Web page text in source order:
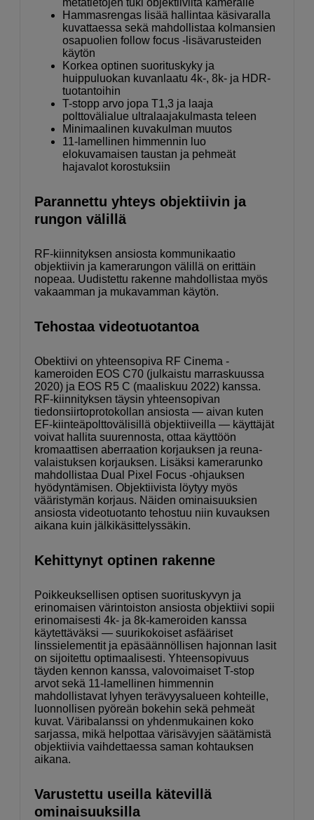
metatietojen tuki objektiivilta kameralle
Hammasrengas lisää hallintaa käsivaralla
kuvattaessa sekä mahdollistaa kolmansien
osapuolien follow focus -lisävarusteiden
käytön
Korkea optinen suorituskyky ja
huippuluokan kuvanlaatu 4k-, 8k- ja HDR-
tuotantoihin
T-stopp arvo jopa T1,3 ja laaja
polttovälialue ultralaajakulmasta teleen
Minimaalinen kuvakulman muutos
11-lamellinen himmennin luo
elokuvamaisen taustan ja pehmeät
hajavalot korostuksiin
Parannettu yhteys objektiivin ja
rungon välillä
RF-kiinnityksen ansiosta kommunikaatio
objektiivin ja kamerarungon välillä on erittäin
nopeaa. Uudistettu rakenne mahdollistaa myös
vakaamman ja mukavamman käytön.
Tehostaa videotuotantoa
Obektiivi on yhteensopiva RF Cinema -
kameroiden EOS C70 (julkaistu marraskuussa
2020) ja EOS R5 C (maaliskuu 2022) kanssa.
RF-kiinnityksen täysin yhteensopivan
tiedonsiirtoprotokollan ansiosta — aivan kuten
EF-kiinteäpolttovälisillä objektiiveilla — käyttäjät
voivat hallita suurennosta, ottaa käyttöön
kromaattisen aberraation korjauksen ja reuna-
valaistuksen korjauksen. Lisäksi kamerarunko
mahdollistaa Dual Pixel Focus -ohjauksen
hyödyntämisen. Objektiivista löytyy myös
vääristymän korjaus. Näiden ominaisuuksien
ansiosta videotuotanto tehostuu niin kuvauksen
aikana kuin jälkikäsittelyssäkin.
Kehittynyt optinen rakenne
Poikkeuksellisen optisen suorituskyvyn ja
erinomaisen värintoiston ansiosta objektiivi sopii
erinomaisesti 4k- ja 8k-kameroiden kanssa
käytettäväksi — suurikokoiset asfääriset
linssielementit ja epäsäännöllisen hajonnan lasit
on sijoitettu optimaalisesti. Yhteensopivuus
täyden kennon kanssa, valovoimaiset T-stop
arvot sekä 11-lamellinen himmennin
mahdollistavat lyhyen terävyysalueen kohteille,
luonnollisen pyöreän bokehin sekä pehmeät
kuvat. Väribalanssi on yhdenmukainen koko
sarjassa, mikä helpottaa värisävyjen säätämistä
objektiivia vaihdettaessa saman kohtauksen
aikana.
Varustettu useilla kätevillä
ominaisuuksilla